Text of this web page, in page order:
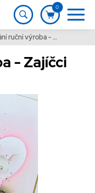
0
Přání ruční výroba - Zajíčci Valentin - 1 ks
- Zajíčci